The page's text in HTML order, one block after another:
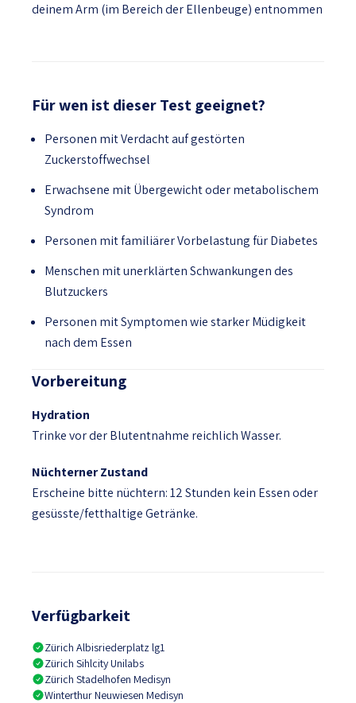
deinem Arm (im Bereich der Ellenbeuge) entnommen
Für wen ist dieser Test geeignet?
Personen mit Verdacht auf gestörten
Zuckerstoffwechsel
Erwachsene mit Übergewicht oder metabolischem
Syndrom
Personen mit familiärer Vorbelastung für Diabetes
Menschen mit unerklärten Schwankungen des
Blutzuckers
Personen mit Symptomen wie starker Müdigkeit
nach dem Essen
Vorbereitung
Hydration
Trinke vor der Blutentnahme reichlich Wasser.
Nüchterner Zustand
Erscheine bitte nüchtern: 12 Stunden kein Essen oder
gesüsste/fetthaltige Getränke.
Verfügbarkeit
Zürich Albisriederplatz lg1
Zürich Sihlcity Unilabs
Zürich Stadelhofen Medisyn
Winterthur Neuwiesen Medisyn